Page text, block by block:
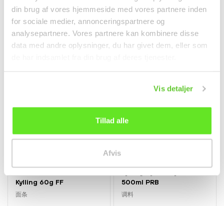
din brug af vores hjemmeside med vores partnere inden
for sociale medier, annonceringspartnere og
analysepartnere. Vores partnere kan kombinere disse
data med andre oplysninger, du har givet dem, eller som
Vis detaljer
Tillad alle
Afvis
面条
从12,00 kr.
干货
kr35.00
Kylling 60g FF
面条
500ml PRB
调料